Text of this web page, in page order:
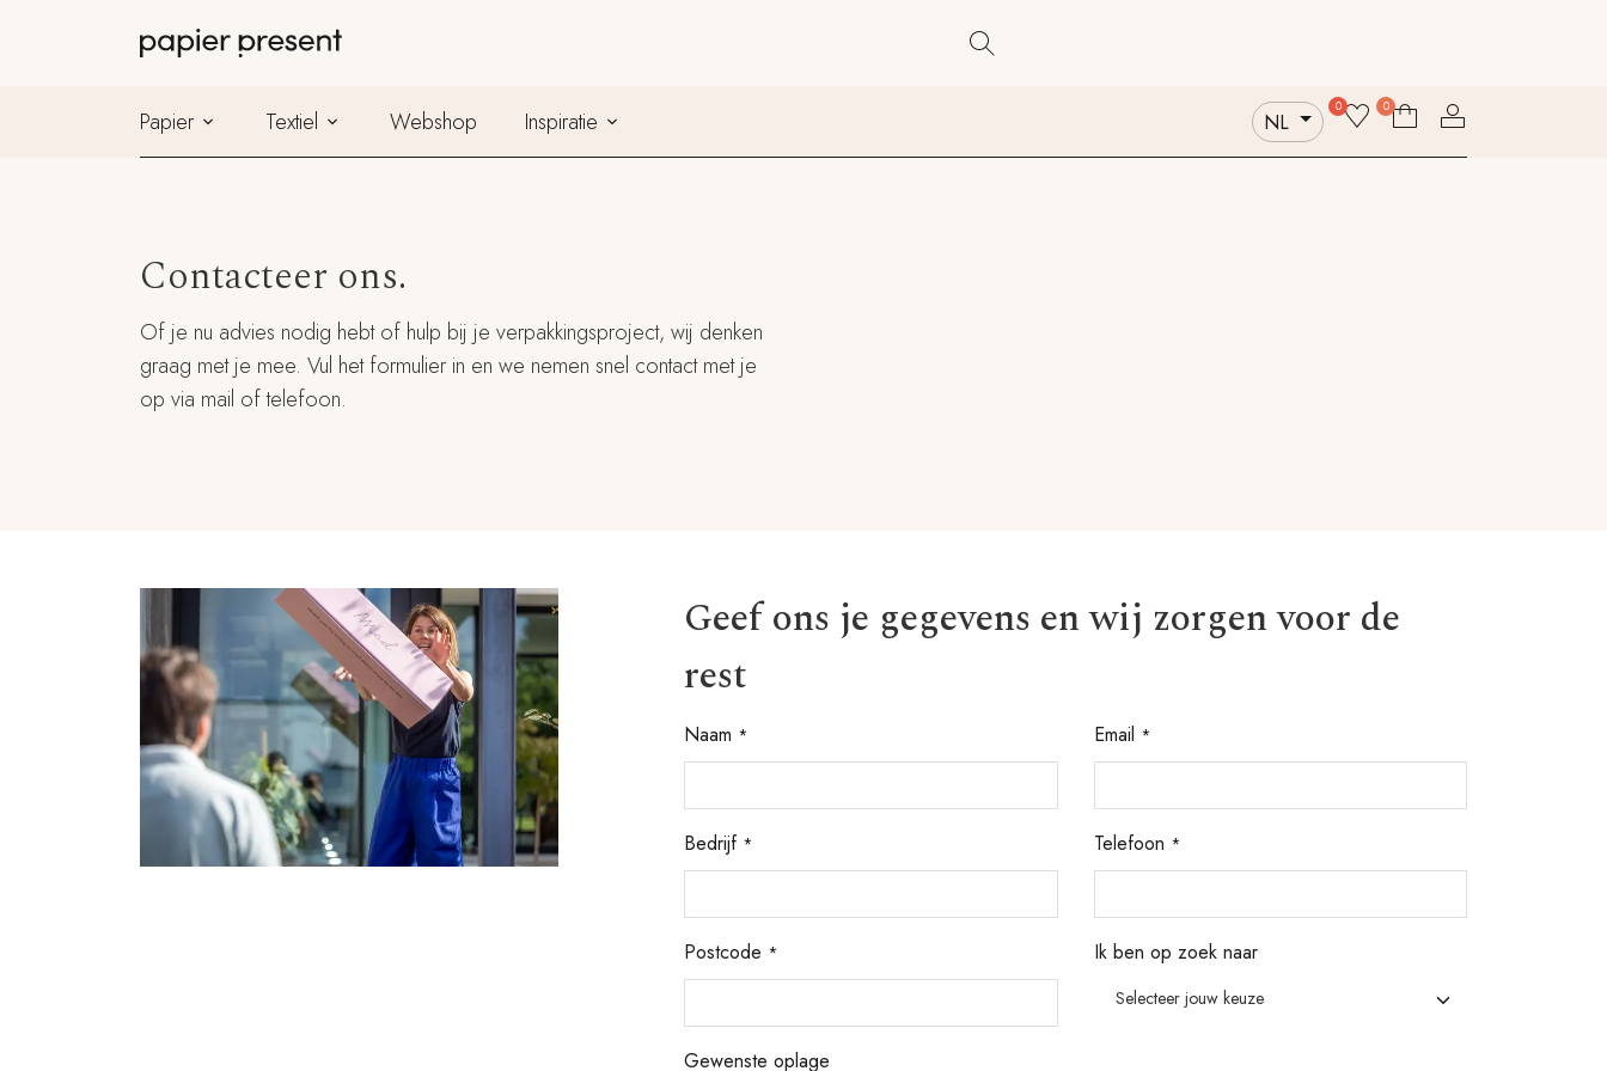
Papier Textiel Webshop Inspiratie NL
0 0
Contacteer ons.
Of je nu advies nodig hebt of hulp bij je verpakkingsproject, wij denken
graag met je mee. Vul het formulier in en we nemen snel contact met je
op via mail of telefoon.
Geef ons je gegevens en wij zorgen voor de
rest
Naam * Email *
Bedrijf * Telefoon *
Postcode * Ik ben op zoek naar
Selecteer jouw keuze
Gewenste oplage